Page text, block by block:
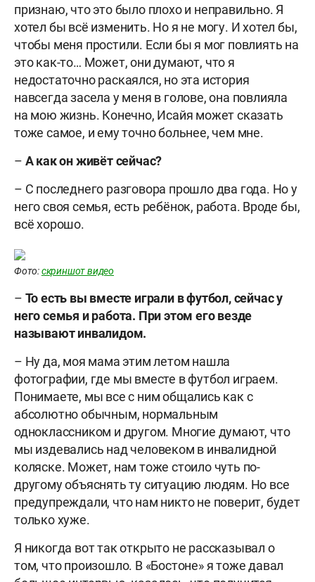
признаю, что это было плохо и неправильно. Я
хотел бы всё изменить. Но я не могу. И хотел бы,
чтобы меня простили. Если бы я мог повлиять на
это как-то… Может, они думают, что я
недостаточно раскаялся, но эта история
навсегда засела у меня в голове, она повлияла
на мою жизнь. Конечно, Исайя может сказать
тоже самое, и ему точно больнее, чем мне.
– А как он живёт сейчас?
– С последнего разговора прошло два года. Но у
него своя семья, есть ребёнок, работа. Вроде бы,
всё хорошо.
Фото:скриншот видео
– То есть вы вместе играли в футбол, сейчас у
него семья и работа. При этом его везде
называют инвалидом.
– Ну да, моя мама этим летом нашла
фотографии, где мы вместе в футбол играем.
Понимаете, мы все с ним общались как с
абсолютно обычным, нормальным
одноклассником и другом. Многие думают, что
мы издевались над человеком в инвалидной
коляске. Может, нам тоже стоило чуть по-
другому объяснять ту ситуацию людям. Но все
предупреждали, что нам никто не поверит, будет
только хуже.
Я никогда вот так открыто не рассказывал о
том, что произошло. В «Бостоне» я тоже давал